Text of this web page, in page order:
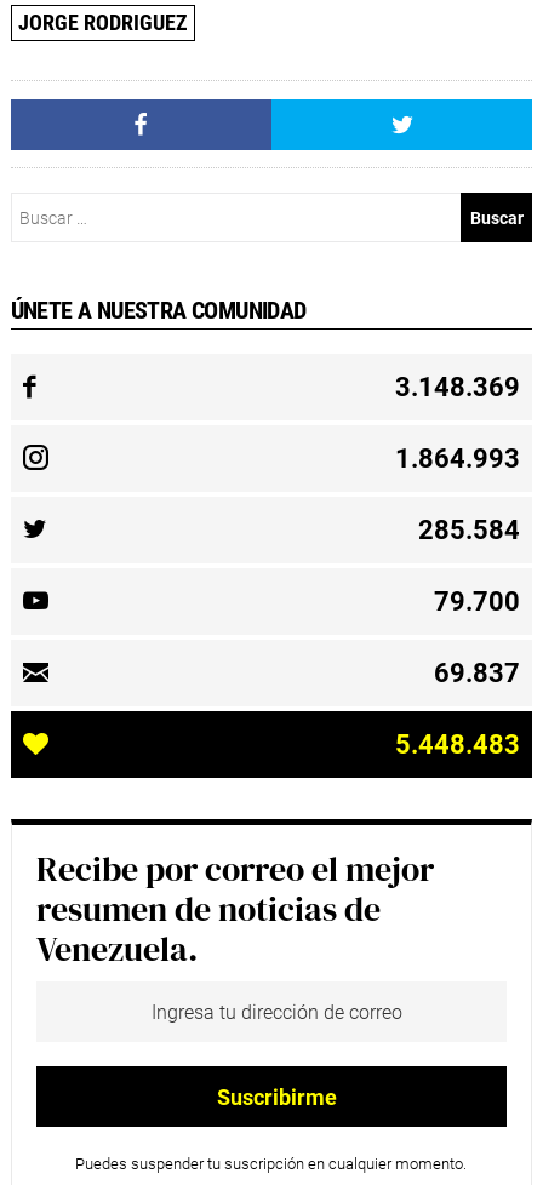
JORGE RODRIGUEZ
ÚNETE A NUESTRA COMUNIDAD
3.148.369
1.864.993
285.584
79.700
69.837
5.448.483
Recibe por correo el mejor
resumen de noticias de
Venezuela.
Puedes suspender tu suscripción en cualquier momento.